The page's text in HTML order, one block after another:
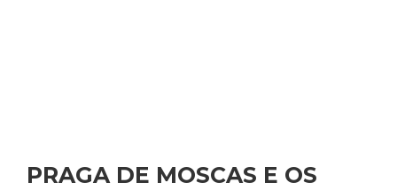
PRAGA DE MOSCAS E OS